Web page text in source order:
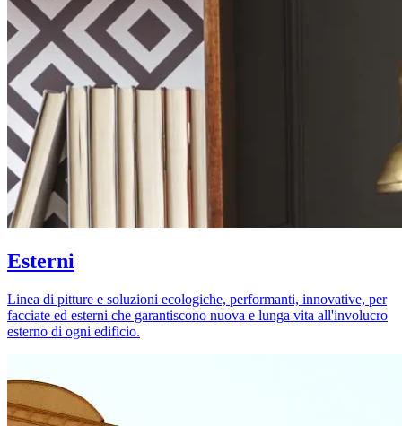
Esterni
Linea di pitture e soluzioni ecologiche, performanti, innovative, per
facciate ed esterni che garantiscono nuova e lunga vita all'involucro
esterno di ogni edificio.